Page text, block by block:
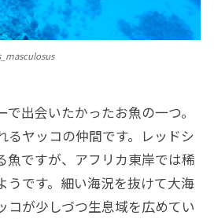
出会いたかったお魚の一つ。
るヤッコの仲間です。レッドシ
魚ですが、アフリカ東岸では稀
うです。細い海況を抜けて大海
コが少しづつ生息域を広めてい